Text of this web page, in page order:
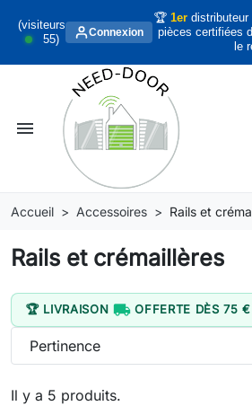
(visiteurs
55)
Connexion
🏆 1erdistributeur
pièces certifiées
le
menu
Accueil Accessoires Rails et
Rails et crémaillères
🏆 LIVRAISON OFFERTE DÈS 75
Il y a 5 produits.
Pertinence